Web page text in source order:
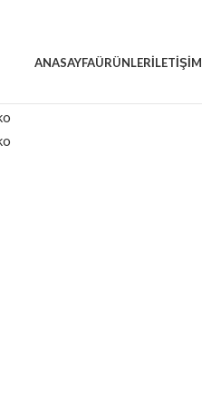
ANASAYFAÜRÜNLERILETİŞİM